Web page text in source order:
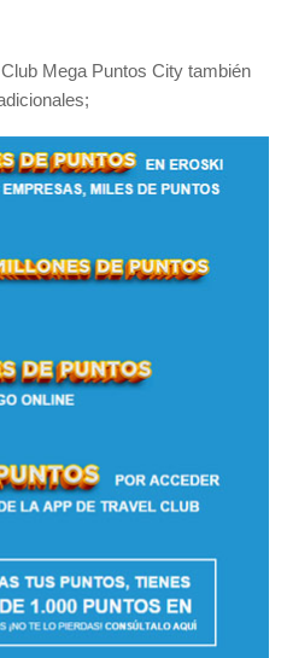
Mega Puntos City también